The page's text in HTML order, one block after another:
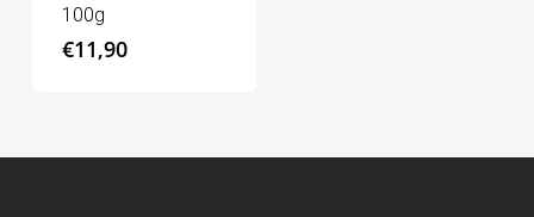
100g
€11,90